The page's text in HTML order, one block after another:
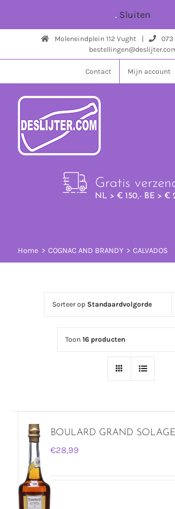
. Sluiten
Moleneindplein 112 Vught |
073
Contact Mijn account
Gratis
NL > € 150,- BE > €
Home COGNAC AND BRANDY CALVADOS
Sorteer op Standaardvolgorde
Toon16 producten
BOULARD GRAND
€28,99